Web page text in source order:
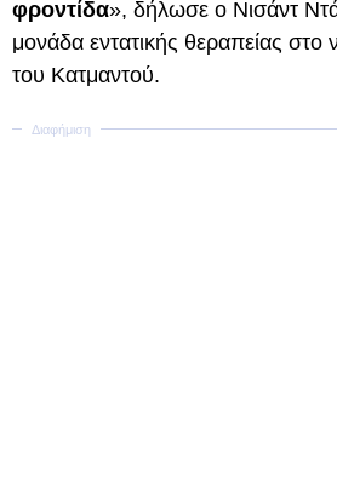
φροντίδα», δήλωσε ο Νισάντ
μονάδα εντατικής θεραπείας στο
του Κατμαντού.